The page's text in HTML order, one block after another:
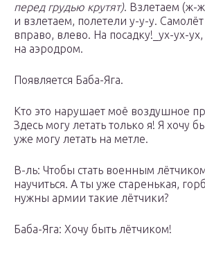
перед грудью крутят). Взлетаем (ж-
и взлетаем, полетели у-у-у.
вправо, влево. На посадку!_ух-ух-
на аэродром.
Появляется Баба-Яга.
Кто это нарушает моё воздушное
Здесь могу летать только я! Я хочу
уже могу летать на метле.
В-ль: Чтобы стать военным
научиться. А ты уже старенькая,
нужны армии такие лётчики?
Баба-Яга: Хочу быть лётчиком!